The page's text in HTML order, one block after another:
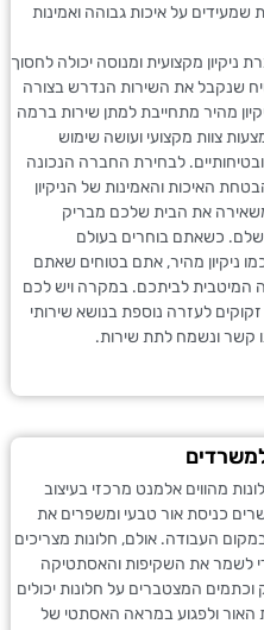
שמעידים על איכות גבוהה ואמינות
ניקיון מקצועית ומנוסה יכולה לחסוך
שנקבל את השירות הנדרש בצורה
מהיר מתחייבת למתן שירות ברמה
צוות מקצועי ועושה שימוש
ובטיחותיים. לבחירת החברה הנכונה
האיכות והאמינות של הניקיון
את הבית שלכם מבריק
כשאתם בוחרים בעולם
ניקיון מהיר, אתם בטוחים שאתם
המיטבית לביתכם. במקרה ויש לכם
לעזרה נוספת בנושא שירותי
קשר ונשמח לתת שירות.
מהווים אלמנט מרכזי בעיצוב
כניסת אור טבעי ומשפרים את
העבודה. אולם, חלונות מצריכים
לשמר את השקיפות והאסתטיקה
המצטברים על חלונות יכולים
האור ולפגוע במראה האסתטי של